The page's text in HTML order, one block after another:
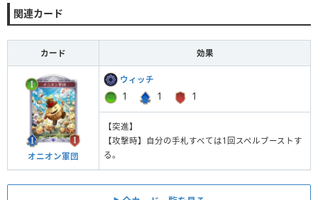
関連カード
カード 効果
オニオン軍団
ウィッチ
1 1 1
【突進】
【攻撃時】自分の手札すべては1回スペルブーストす
る。